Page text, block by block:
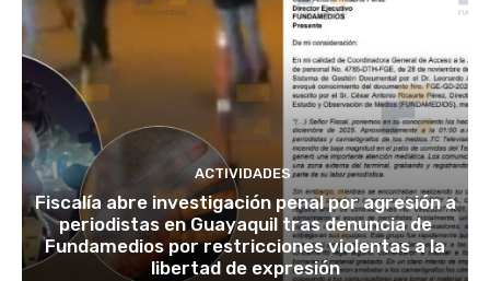
ACTIVIDADES
Fiscalía abre investigación penal por agresión a
periodistas en Guayaquil tras denuncia de
Fundamedios por restricciones violentas a la
libertad de expresión